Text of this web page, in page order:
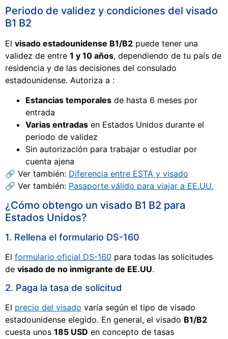
Periodo de validez y condiciones del visado
B1 B2
El visado estadounidense B1/B2 puede tener una
validez de entre 1 y 10 años, dependiendo de tu país de
residencia y de las decisiones del consulado
estadounidense. Autoriza a :
Estancias temporales de hasta 6 meses por
entrada
Varias entradas en Estados Unidos durante el
periodo de validez
Sin autorización para trabajar o estudiar por
cuenta ajena
🔗 Ver también: Diferencia entre ESTA y visado
🔗 Ver también: Pasaporte válido para viajar a EE.UU.
¿Cómo obtengo un visado B1 B2 para
Estados Unidos?
1. Rellena el formulario DS-160
El formulario oficial DS-160 para todas las solicitudes
de visado de no inmigrante de EE.UU.
2. Paga la tasa de solicitud
El precio del visado varía según el tipo de visado
estadounidense elegido. En general, el visado B1/B2
cuesta unos 185 USD en concepto de tasas